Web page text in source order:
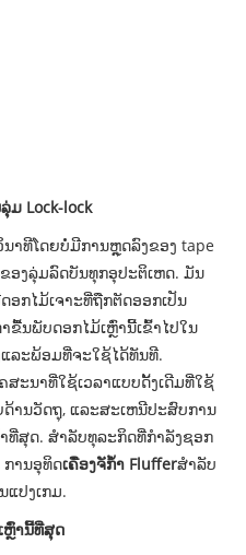
Lock-lock
າທີໂດຍບໍ່ມີການຫຼຸດລົງຂອງ tape
ງລຸ່ມລົດບັນທຸກອຸປະຕິເຫດ. ມັນ
ກໄມ້ເຈາະທີ່ຖືກຕັດອອກເປັນ
ນພັບດອກໄມ້ເຫຼົ່ານີ້ເຂົ້າໄປໃນ
ລະພ້ອມທີ່ຈະໃຊ້ໄດ້ທັນທີ.
ະນາທີ່ໃຊ້ເວລາແບບດັ້ງເດີມທີ່ໃຊ້
ານວັດຖຸ, ແລະສະເຫນີປະສົບການ
ທີ່ສຸດ. ສໍາລັບທຸລະກິດທີ່ກໍາລັງຊອກ
ານອຸທິດເຄື່ອງຈັກ້ໍາ Flufferສໍາລັບ
ແປງເກມ.
ຫຼົ່ານີ້ທີ່ສຸດ